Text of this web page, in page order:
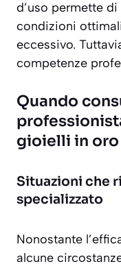
d’uso permette
condizioni
eccessivo.
competenze
Quando
gioielli in oro
Situazioni che
specializzato
Nonostante
alcune